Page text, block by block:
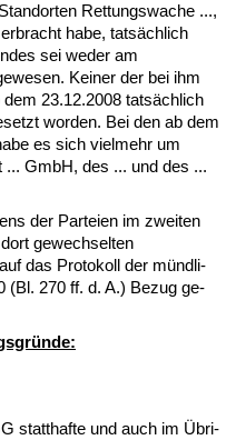
Ret­tungs­wa­che ...,
ha­be, tatsächlich
sei we­der am
Kei­ner der bei ihm
dem 23.12.2008 tatsächlich
wor­den. Bei den ab dem
es sich viel­mehr um
GmbH, des ... und des ...
der Par­tei­en im zwei­ten
ge­wech­sel­ten
das Pro­to­koll der münd­li­
(Bl. 270 ff. d. A.) Be­zug ge­
statt­haf­te und auch im Übri­